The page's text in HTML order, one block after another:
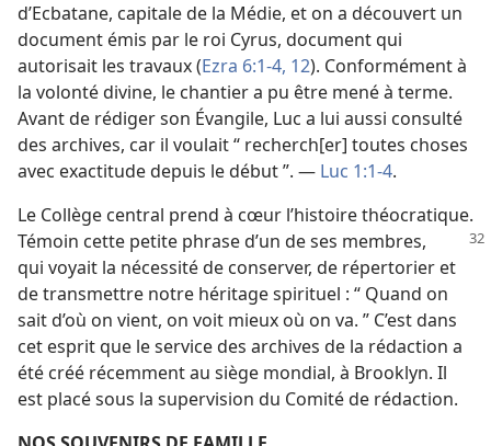
d’Ecbatane, capitale de la Médie, et on a découvert un
document émis par le roi Cyrus, document qui
autorisait les travaux (Ezra 6:1-4, 12). Conformément à
la volonté divine, le chantier a pu être mené à terme.
Avant de rédiger son Évangile, Luc a lui aussi consulté
des archives, car il voulait “ recherch[er] toutes choses
avec exactitude depuis le début ”. — Luc 1:1-4.
Le Collège central prend à cœur l’histoire théocratique.
Témoin cette petite phrase d’un de ses membres,
qui voyait la nécessité de conserver, de répertorier et
de transmettre notre héritage spirituel : “ Quand on
sait d’où on vient, on voit mieux où on va. ” C’est dans
cet esprit que le service des archives de la rédaction a
été créé récemment au siège mondial, à Brooklyn. Il
est placé sous la supervision du Comité de rédaction.